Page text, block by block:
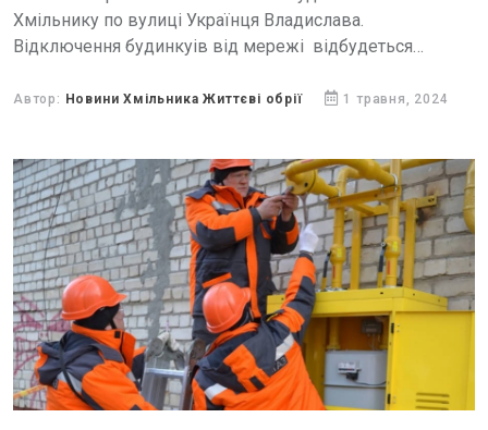
Хмільнику по вулиці Українця Владислава.
Відключення будинкуів від мережі відбудеться
обслуговування систем газопостачання.
Автор: Новини Хмільника Життєві обрії 1 травня, 2024